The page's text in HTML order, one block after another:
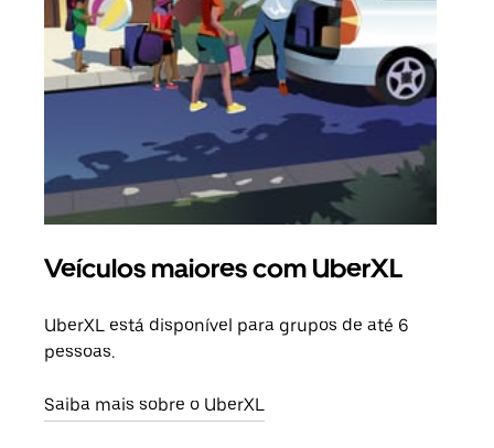
Veículos maiores com UberXL
UberXL está disponível para grupos de até 6
pessoas.
Saiba mais sobre o UberXL